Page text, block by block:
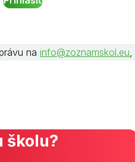
na info@zoznamskol.eu
školu?